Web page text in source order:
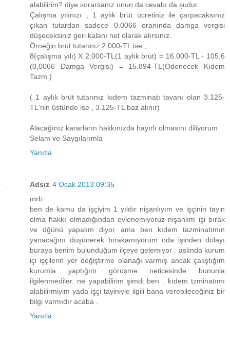
alabilirim? diye sorarsanız onun da cevabı da şudur:
Çalışma yılınızı , 1 aylık brüt ücretiniz ile çarpacaksınız
çıkan tutardan sadece 0.0066 oranında damga vergisi
düşeceksiniz geri kalanı net olarak alırsınız.
Örneğin brüt tutarınız 2.000-TL ise ;
8(çalışma yılı) X 2.000-TL(1 aylık brüt) = 16.000-TL - 105,6
(0,0066 Damga Vergisi) = 15.894-TL(Ödenecek Kıdem
Tazm.)
( 1 aylık brüt tutarınız kıdem tazminatı tavanı olan 3.125-
TL'nin üstünde ise , 3.125-TL baz alınır)
Alacağınız kararların hakkınızda hayırlı olmasını diliyorum.
Selam ve Saygılarımla
Yanıtla
Adsız 4 Ocak 2013 09:35
mrb
ben de kamu da işçiyim 1 yıldır nişanlıyım ve işçinin tayin
olma hakkı olmadığından evlenemiyoruz nişanlım işi bırak
ve dğünü yapalım diyor ama ben kıdem tazminatımın
yanacağını düşünerek bırakamıyorum oda işinden dolayı
buraya benim bulunduğum ilçeye gelemiyor . aslında kurum
içi işçilerin yer değiştirme olanağı varmış ancak çalıştığım
kurumla yaptığım görüşme neticesinde bununla
ilgilenmediler. ne yapabilirim şimdi ben . kıdem tzminatımı
alabilirmiyim yada işçi tayiniyle ilgili bana verebileceğiniz bir
bilgi varmıdır acaba .
Yanıtla